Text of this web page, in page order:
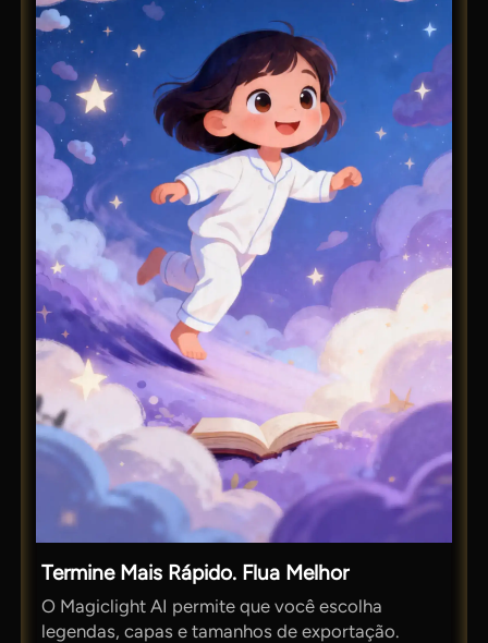
Termine Mais Rápido. Flua Melhor
O Magiclight AI permite que você escolha
legendas, capas e tamanhos de exportação.